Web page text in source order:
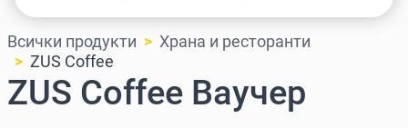
Всички продукти
Храна и ресторанти
ZUS Coffee
ZUS Coffee Ваучер